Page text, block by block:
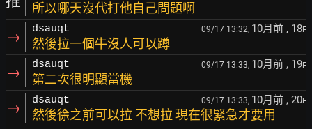
所以哪天沒代打他自己問題啊
→ dsauqt 09/17 13:32, 10月前 , 18F
然後拉一個牛沒人可以蹲
→ dsauqt 09/17 13:33, 10月前 , 19F
第二次很明顯當機
→ dsauqt 09/17 13:33, 10月前 , 20F
然後徐之前可以拉 不想拉 現在很緊急才要用